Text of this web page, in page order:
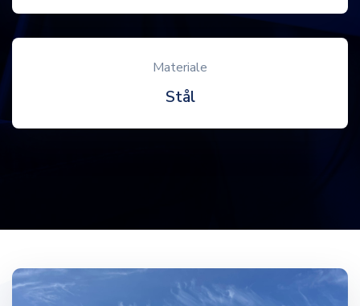
Materiale
Stål